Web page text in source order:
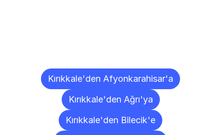
Kırıkkale'den Afyonkarahisar'a
Kırıkkale'den Ağrı'ya
Kırıkkale'den Bilecik'e